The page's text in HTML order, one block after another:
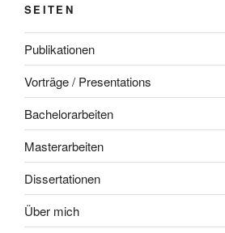
SEITEN
Publikationen
Vorträge / Presentations
Bachelorarbeiten
Masterarbeiten
Dissertationen
Über mich